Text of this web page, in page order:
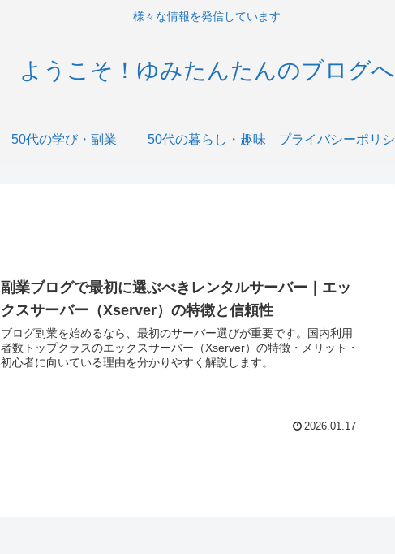
様々な情報を発信しています
ようこそ！ゆみたんたんのブログへ
50代の学び・副業 50代の暮らし・趣味
副業ブログで最初に選ぶべきレンタルサーバー｜エッ
クスサーバー（Xserver）の特徴と信頼性
ブログ副業を始めるなら、最初のサーバー選びが重要です。国内利用
者数トップクラスのエックスサーバー（Xserver）の特徴・メリット・
初心者に向いている理由を分かりやすく解説します。
2026.01.17